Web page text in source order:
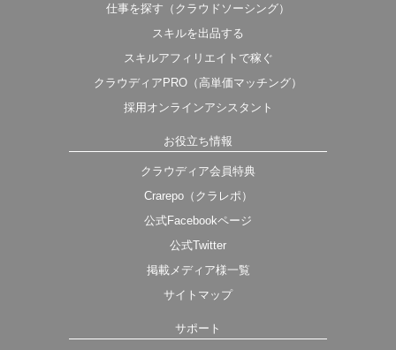
仕事を探す（クラウドソーシング）
スキルを出品する
スキルアフィリエイトで稼ぐ
クラウディアPRO（高単価マッチング）
採用オンラインアシスタント
お役立ち情報
クラウディア会員特典
Crarepo（クラレポ）
公式Facebookページ
公式Twitter
掲載メディア様一覧
サイトマップ
サポート